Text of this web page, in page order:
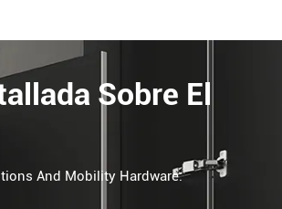
Sobre El
And Mobility Hardware.